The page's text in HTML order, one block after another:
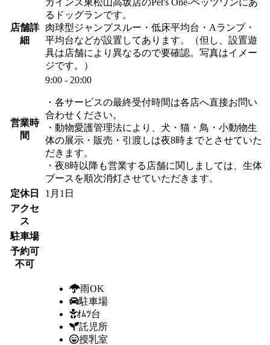
店舗詳
細
カインズ東松山高坂店のPet's One-ペッツワンにあ
るドッグランです。
肉球型ジャンプスルー・低床平均台・Aランプ・
平均台などが設置してあります。（但し、設置遊
具は店舗により異なるので要確認。写真はイメー
ジです。）
営業時
間
9:00 - 20:00
・各サービスの最終受付時間は各店へ直接お問い
合わせください。
・動物愛護管理法により、犬・猫・鳥・小動物生
体の展示・販売・引渡しは夜8時までとさせていた
だきます。
・夜8時以降も営業する店舗に関しましては、生体
ブースを順次消灯させていただきます。
定休日
1月1日
アクセ
ス
駐車場
予約可
不可
雨OK
駐車場
ｵﾑﾂ台
託児所
授乳室